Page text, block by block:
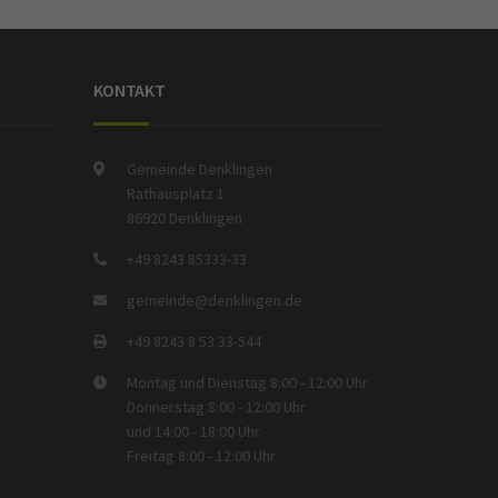
KONTAKT
Gemeinde Denklingen
Rathausplatz 1
86920 Denklingen
+49 8243 85333-33
gemeinde@denklingen.de
+49 8243 8 53 33-544
Montag und Dienstag 8:00 - 12:00 Uhr
Donnerstag 8:00 - 12:00 Uhr
und 14:00 - 18:00 Uhr
Freitag 8:00 - 12:00 Uhr